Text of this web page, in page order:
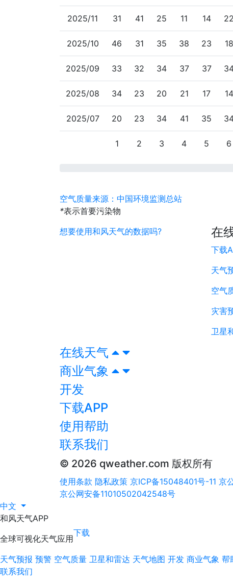
2025/11 31 41 25 11 14 22
2025/10 46 31 35 38 23 18
2025/09 33 32 34 37 37
2025/08 34 23 20 21 17 14
2025/07 20 23 34 41 35
1 2 3 4 5 6
空气质量来源：中国环境监测总站
*表示首要污染物
想要使用和风天气的数据吗?
在
下载
天气
空气
灾害
卫星
在线天气
商业气象
开发
下载APP
使用帮助
联系我们
© 2026 qweather.com 版权所有
使用条款 隐私政策 京ICP备15048401号-11 京
京公网安备11010502042548号
中文
和风天气APP
全球可视化天气应用
下载
天气预报 预警 空气质量 卫星和雷达 天气地图 开发 商业气象 帮
联系我们